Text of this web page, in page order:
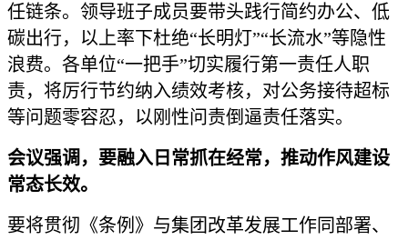
任链条。领导班子成员要带头践行简约办公、低
碳出行，以上率下杜绝“长明灯”“长流水”等隐性
浪费。各单位“一把手”切实履行第一责任人职
责，将厉行节约纳入绩效考核，对公务接待超标
等问题零容忍，以刚性问责倒逼责任落实。
会议强调，要融入日常抓在经常，推动作风建设
常态长效。
要将贯彻《条例》与集团改革发展工作同部署、